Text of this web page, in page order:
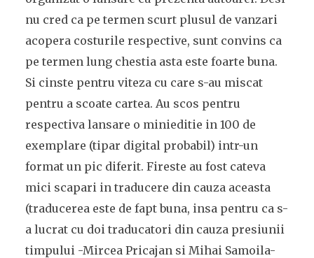
nu cred ca pe termen scurt plusul de vanzari
acopera costurile respective, sunt convins ca
pe termen lung chestia asta este foarte buna.
Si cinste pentru viteza cu care s-au miscat
pentru a scoate cartea. Au scos pentru
respectiva lansare o minieditie in 100 de
exemplare (tipar digital probabil) intr-un
format un pic diferit. Fireste au fost cateva
mici scapari in traducere din cauza aceasta
(traducerea este de fapt buna, insa pentru ca s-
a lucrat cu doi traducatori din cauza presiunii
timpului -Mircea Pricajan si Mihai Samoila-